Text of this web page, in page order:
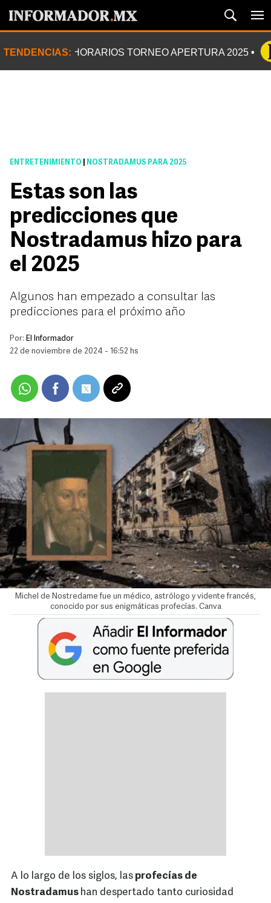
TENDENCIAS: HORARIOS TORNEO APERTURA 2025
ENTRETENIMIENTO NOSTRADAMUS PARA 2025
Estas son las
predicciones que
Nostradamus hizo para
el 2025
Algunos han empezado a consultar las
predicciones para el próximo año
Por: El Informador
22 de noviembre de 2024 - 16:52 hs
Michel de Nostredame fue un médico, astrólogo y vidente francés,
conocido por sus enigmáticas profecías. Canva
A lo largo de los siglos, las profecías de
Nostradamus han despertado tanto curiosidad